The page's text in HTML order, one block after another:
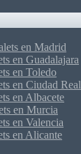
en Madrid
en Guadalajara
en Toledo
en Ciudad Real
en Albacete
en Murcia
en Valencia
en Alicante